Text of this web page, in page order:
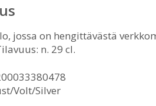
jossa on hengittävästä
n. 29 cl.
Volt/Silver